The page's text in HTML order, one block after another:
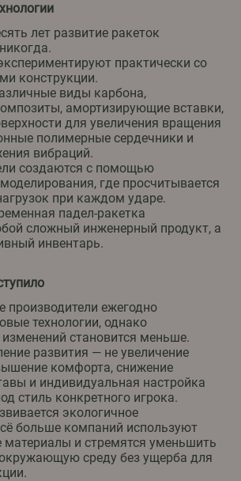
лет развитие ракеток
практически со
конструкции.
виды карбона,
амортизирующие вставки,
для увеличения вращения
полимерные сердечники и
вибраций.
создаются с помощью
где просчитывается
при каждом ударе.
падел-ракетка
сложный инженерный продукт, а
инвентарь.
производители ежегодно
технологии, однако
становится меньше.
развития — не увеличение
комфорта, снижение
и индивидуальная настройка
стиль конкретного игрока.
экологичное
больше компаний используют
материалы и стремятся уменьшить
среду без ущерба для